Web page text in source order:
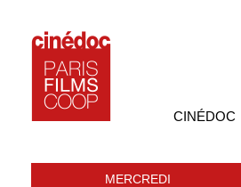
CINÉDOC
MERCREDI